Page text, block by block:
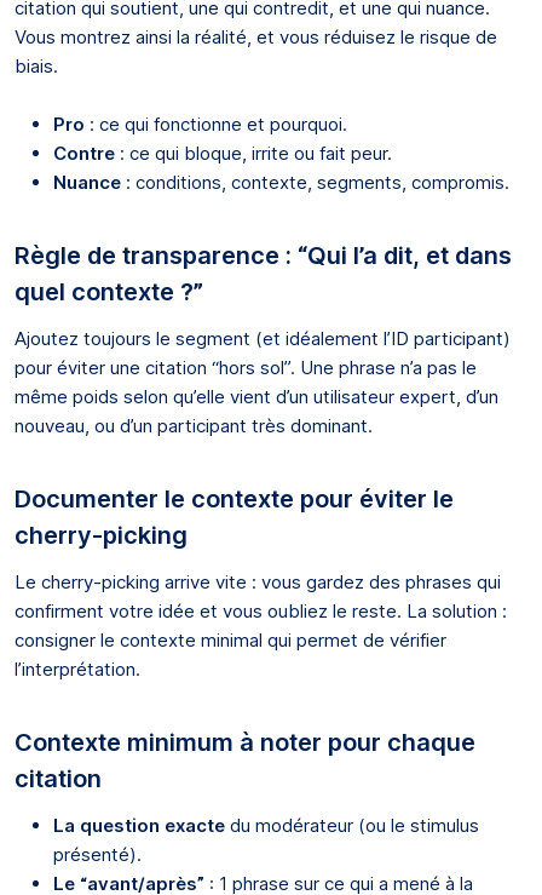
citation qui soutient, une qui contredit, et une qui nuance.
Vous montrez ainsi la réalité, et vous réduisez le risque de
biais.
Pro : ce qui fonctionne et pourquoi.
Contre : ce qui bloque, irrite ou fait peur.
Nuance : conditions, contexte, segments, compromis.
Règle de transparence : “Qui l’a dit, et dans
quel contexte ?”
Ajoutez toujours le segment (et idéalement l’ID participant)
pour éviter une citation “hors sol”. Une phrase n’a pas le
même poids selon qu’elle vient d’un utilisateur expert, d’un
nouveau, ou d’un participant très dominant.
Documenter le contexte pour éviter le
cherry-picking
Le cherry-picking arrive vite : vous gardez des phrases qui
confirment votre idée et vous oubliez le reste. La solution :
consigner le contexte minimal qui permet de vérifier
l’interprétation.
Contexte minimum à noter pour chaque
citation
La question exacte du modérateur (ou le stimulus
présenté).
Le “avant/après” : 1 phrase sur ce qui a mené à la